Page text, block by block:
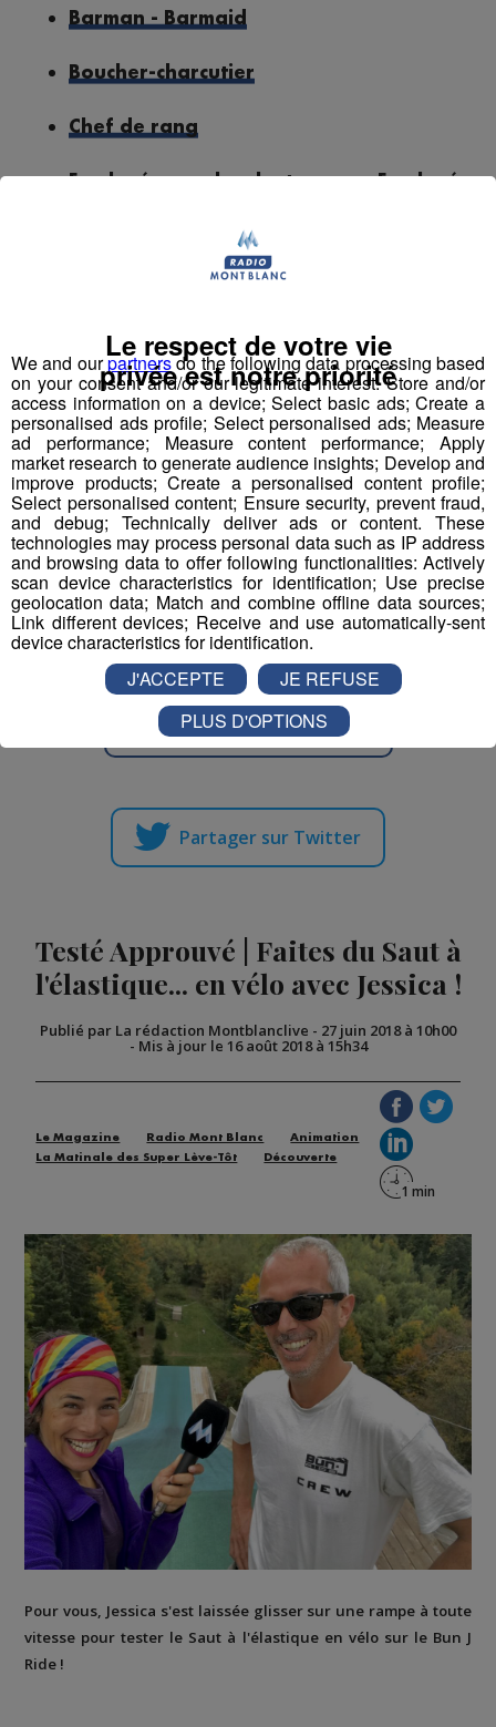
Barman - Barmaid
Boucher-charcutier
Chef de rang
Employé polyvalent - Employée
Maître-nageur sauveteur - Maître
Professeur de physiques
Responsable accueil restauration H-F
Serveur - Serveuse de restaurant
Serveur - serveuse
Technicien(ne) contrôle et qualité
mécanique travail métaux
Partager sur Facebook
Partager sur Twitter
Testé Approuvé | Faites du Saut à
l'élastique... en vélo avec Jessica !
Publié par La rédaction Montblanclive - 27 juin 2018 à 10h00
- Mis à jour le 16 août 2018 à 15h34
Le Magazine Radio Mont Blanc
Animation
La Matinale des Super Lève-Tôt
Découverte
Pour vous, Jessica s'est laissée glisser sur une rampe à toute
vitesse pour tester le Saut à l'élastique en vélo sur le Bun J
Ride !
We and ourpartnersdo the following data processing based
on your consent and/or our legitimate interest: Store and/or
access information on a device; Select basic ads; Create a
personalised ads profile; Select personalised ads; Measure
ad performance; Measure content performance; Apply
market research to generate audience insights; Develop and
improve products; Create a personalised content profile;
Select personalised content; Ensure security, prevent fraud,
and debug; Technically deliver ads or content. These
technologies may process personal data such as IP address
and browsing data to offer following functionalities: Actively
scan device characteristics for identification; Use precise
geolocation data; Match and combine offline data sources;
Link different devices; Receive and use automatically-sent
device characteristics for identification.
Le respect de votre vie
privée est notre priorité
J'ACCEPTE
JE REFUSE
PLUS D'OPTIONS